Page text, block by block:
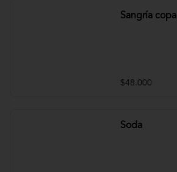
Sangría copa
$48.000
Soda